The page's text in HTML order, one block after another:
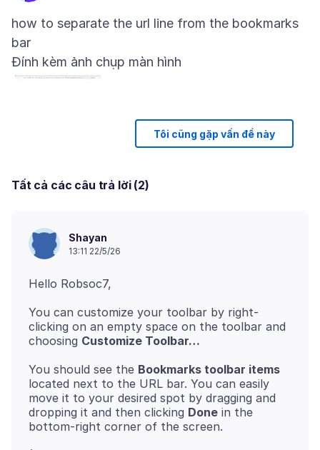
how to separate the url line from the bookmarks
Đính kèm ảnh chụp màn hình
Tôi cũng gặp vấn đề này
Tất cả các câu trả lời (2)
Shayan
13:11 22/5/26
You can customize your toolbar by right-
clicking on an empty space on the toolbar and
choosing Customize Toolbar…
You should see the Bookmarks toolbar items
located next to the URL bar. You can easily
move it to your desired spot by dragging and
dropping it and then clicking Done in the